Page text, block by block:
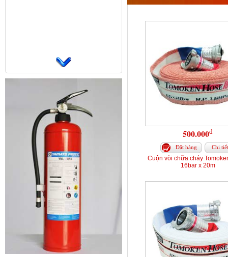
500.000đ
Đặt hàng Chi tiết
Cuộn vòi chữa cháy
16bar x 20m